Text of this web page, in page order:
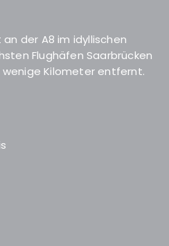
der A8 im idyllischen
Flughäfen Saarbrücken
wenige Kilometer entfernt.